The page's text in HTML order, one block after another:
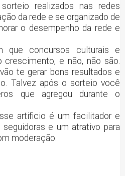
realizados nas redes
da rede e se organizado de
o desempenho da rede e
que concursos culturais e
e não, não são.
te gerar bons resultados e
Talvez após o sorteio você
que agregou durante o
artificio é um facilitador e
e um atrativo para
moderação.